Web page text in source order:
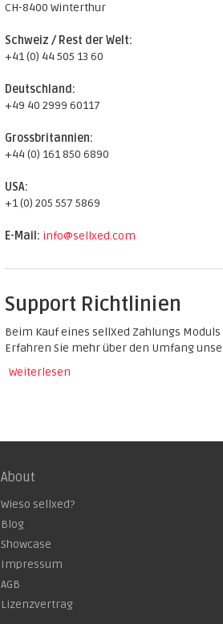
CH-8400 Winterthur
Schweiz / Rest der Welt:
+41 (0) 44 505 13 60
Deutschland:
+49 40 2999 60117
Grossbritannien:
+44 (0) 161 850 6890
USA:
+1 (0) 205 557 5869
E-Mail: info@sellxed.com
Support Richtlinien
Beim Kauf eines sellXed Zahlungs
Erfahren Sie mehr über den Umfang
Weiterlesen
About
Wieso sellxed?
Blog
Showcase
Impressum
AGB
Lizenzvertrag